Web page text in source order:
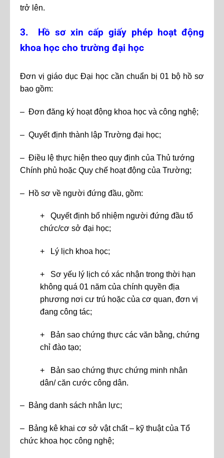
trở lên.
3. Hồ sơ xin cấp giấy phép hoạt động
khoa học cho trường đại học
Đơn vị giáo dục Đại học cần chuẩn bị 01 bộ hồ sơ
bao gồm:
– Đơn đăng ký hoạt động khoa học và công nghệ;
– Quyết định thành lập Trường đại học;
– Điều lệ thực hiện theo quy định của Thủ tướng
Chính phủ hoặc Quy chế hoạt động của Trường;
– Hồ sơ về người đứng đầu, gồm:
+ Quyết định bổ nhiệm người đứng đầu tổ
chức/cơ sở đại học;
+ Lý lịch khoa học;
+ Sơ yếu lý lịch có xác nhận trong thời hạn
không quá 01 năm của chính quyền địa
phương nơi cư trú hoặc của cơ quan, đơn vị
đang công tác;
+ Bản sao chứng thực các văn bằng, chứng
chỉ đào tạo;
+ Bản sao chứng thực chứng minh nhân
dân/ căn cước công dân.
– Bảng danh sách nhân lực;
– Bảng kê khai cơ sở vật chất – kỹ thuật của Tổ
chức khoa học công nghệ;